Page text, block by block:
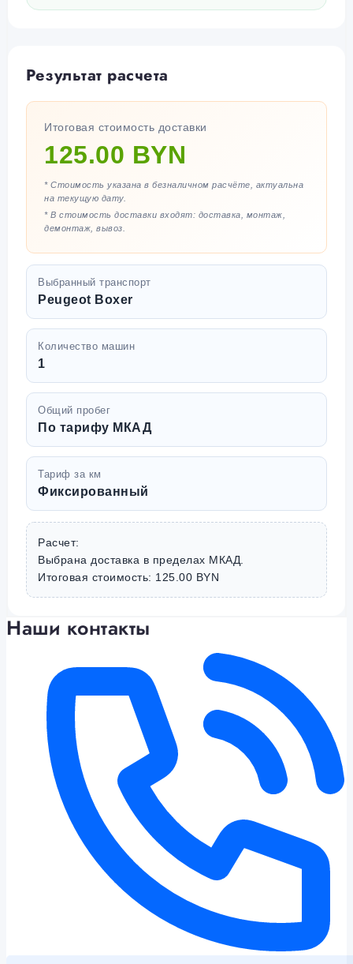
Результат расчета
Итоговая стоимость доставки
125.00 BYN
* Стоимость указана в безналичном расчёте, актуальна
на текущую дату.
* В стоимость доставки входят: доставка, монтаж,
демонтаж, вывоз.
Выбранный транспорт
Peugeot Boxer
Количество машин
1
Общий пробег
По тарифу МКАД
Тариф за км
Фиксированный
Расчет:
Выбрана доставка в пределах МКАД.
Итоговая стоимость: 125.00 BYN
Наши контакты